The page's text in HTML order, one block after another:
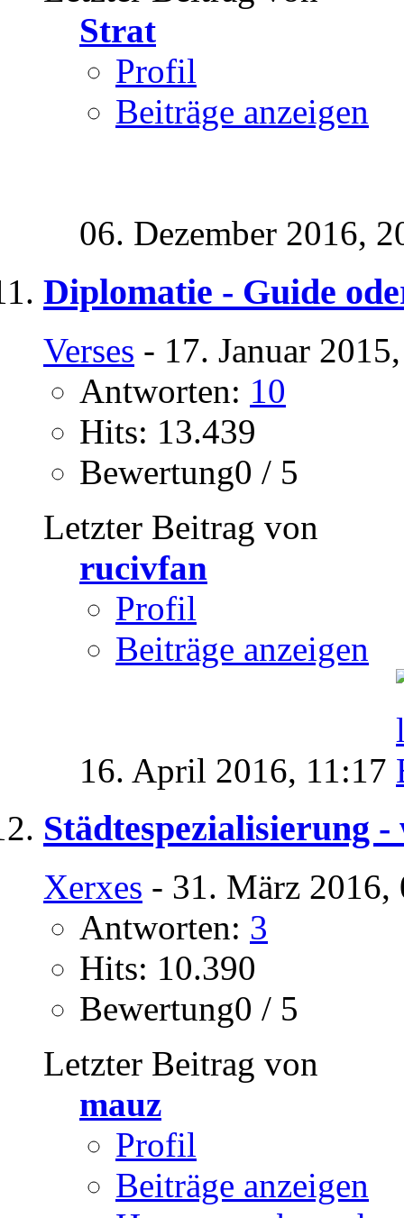
Strat
Profil
Beiträge anzeigen
06. Dezember 2016,
Diplomatie - Guide
Verses - 17. Januar
Antworten: 10
Hits: 13.439
Bewertung0 / 5
Letzter Beitrag von
rucivfan
Profil
Beiträge anzeigen
16. April 2016, 11:17
Städtespezialisierung
Xerxes - 31. März 2016,
Antworten: 3
Hits: 10.390
Bewertung0 / 5
Letzter Beitrag von
mauz
Profil
Beiträge anzeigen